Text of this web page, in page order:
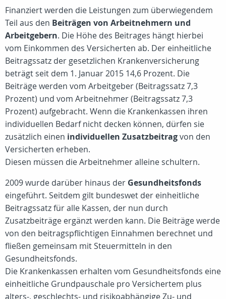
Finanziert werden die Leistungen zum überwiegendem
Teil aus den Beiträgen von Arbeitnehmern und
Arbeitgebern. Die Höhe des Beitrages hängt hierbei
vom Einkommen des Versicherten ab. Der einheitliche
Beitragssatz der gesetzlichen Krankenversicherung
beträgt seit dem 1. Januar 2015 14,6 Prozent. Die
Beiträge werden vom Arbeitgeber (Beitragssatz 7,3
Prozent) und vom Arbeitnehmer (Beitragssatz 7,3
Prozent) aufgebracht. Wenn die Krankenkassen ihren
individuellen Bedarf nicht decken können, dürfen sie
zusätzlich einen individuellen Zusatzbeitragvon den
Versicherten erheben.
Diesen müssen die Arbeitnehmer alleine schultern.
2009 wurde darüber hinaus der Gesundheitsfonds
eingeführt. Seitdem gilt bundeswet der einheitliche
Beitragssatz für alle Kassen, der nun durch
Zusatzbeiträge ergänzt werden kann. Die Beiträge werde
von den beitragspflichtigen Einnahmen berechnet und
fließen gemeinsam mit Steuermitteln in den
Gesundheitsfonds.
Die Krankenkassen erhalten vom Gesundheitsfonds eine
einheitliche Grundpauschale pro Versichertem plus
alters-, geschlechts- und risikoabhängige Zu- und